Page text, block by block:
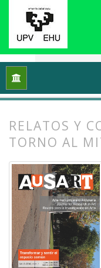
Inicio
RELATOS Y
TORNO AL